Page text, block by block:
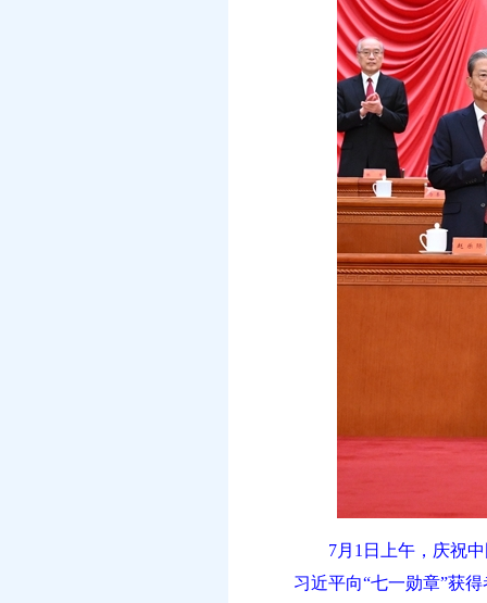
7月1日上午，庆祝
习近平向“七一勋章”获